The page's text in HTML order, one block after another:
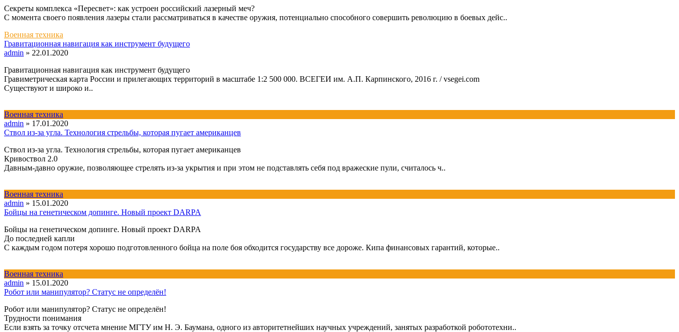
Секреты комплекса «Пересвет»: как устроен российский лазерный меч?
С момента своего появления лазеры стали рассматриваться в качестве оружия, потенциально способного совершить революцию в боевых дейс..
Военная техника
Гравитационная навигация как инструмент будущего
admin » 22.01.2020
Гравитационная навигация как инструмент будущего
Гравиметрическая карта России и прилегающих территорий в масштабе 1:2 500 000. ВСЕГЕИ им. А.П. Карпинского, 2016 г. / vsegei.com
Существуют и широко и..
Военная техника
admin » 17.01.2020
Ствол из-за угла. Технология стрельбы, которая пугает американцев
Ствол из-за угла. Технология стрельбы, которая пугает американцев
Кривоствол 2.0
Давным-давно оружие, позволяющее стрелять из-за укрытия и при этом не подставлять себя под вражеские пули, считалось ч..
Военная техника
admin » 15.01.2020
Бойцы на генетическом допинге. Новый проект DARPA
Бойцы на генетическом допинге. Новый проект DARPA
До последней капли
С каждым годом потеря хорошо подготовленного бойца на поле боя обходится государству все дороже. Кипа финансовых гарантий, которые..
Военная техника
admin » 15.01.2020
Робот или манипулятор? Статус не определён!
Робот или манипулятор? Статус не определён!
Трудности понимания
Если взять за точку отсчета мнение МГТУ им Н. Э. Баумана, одного из авторитетнейших научных учреждений, занятых разработкой робототехни..